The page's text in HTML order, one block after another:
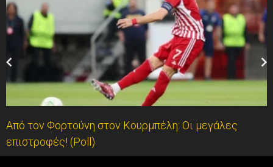
Από τον Φορτούνη στον Κουρμπέλη: Οι μεγάλες
επιστροφές! (Poll)